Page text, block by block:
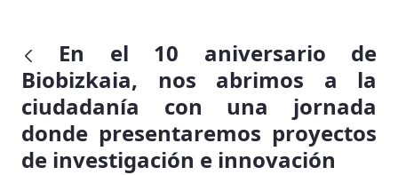
En el 10 aniversario de
Biobizkaia, nos abrimos a la
ciudadanía con una jornada
donde presentaremos proyectos
de investigación e innovación